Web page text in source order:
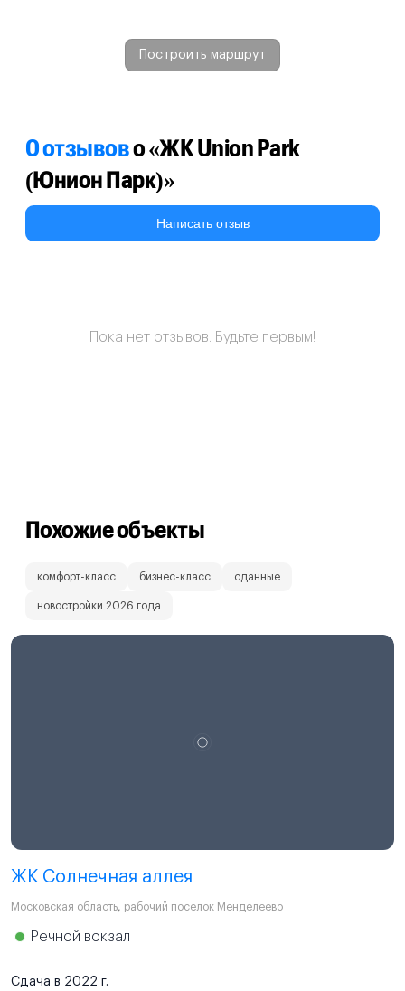
Построить маршрут
0 отзывово «ЖК Union Park
(Юнион Парк)»
Написать отзыв
Пока нет отзывов. Будьте первым!
Похожие объекты
комфорт-класс бизнес-класс сданные
новостройки 2026 года
ЖК Солнечная аллея
Московская область, рабочий поселок Менделеево
Речной вокзал
Сдача в 2022 г.